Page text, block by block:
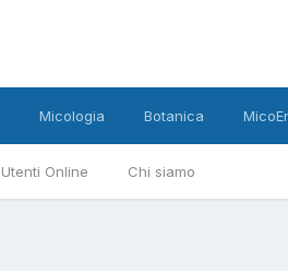
Utenti Online Chi siamo
Micologia Botanica